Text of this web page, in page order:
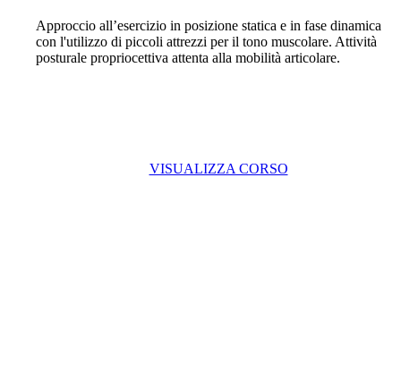
Approccio all’esercizio in posizione statica e in fase dinamica
con l'utilizzo di piccoli attrezzi per il tono muscolare. Attività
posturale propriocettiva attenta alla mobilità articolare.
VISUALIZZA CORSO